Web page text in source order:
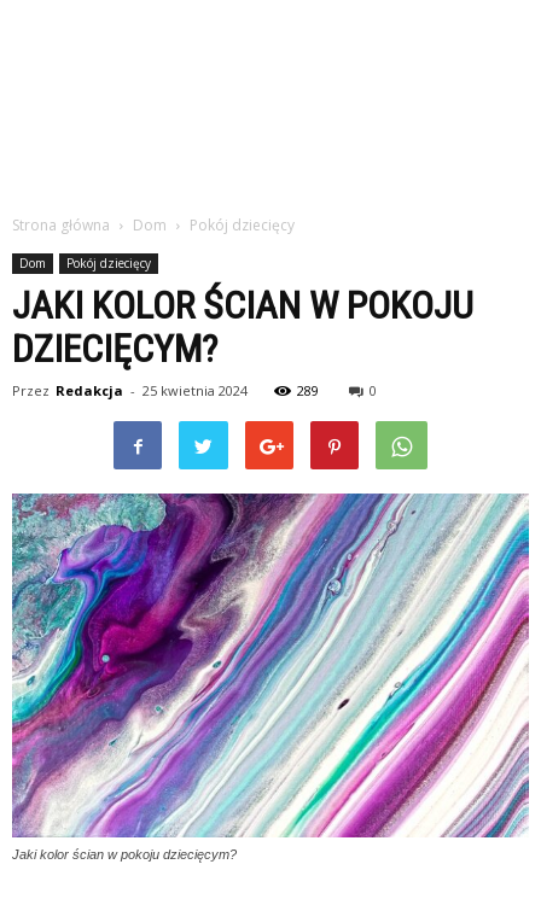
Strona główna Dom Pokój dziecięcy
Dom Pokój dziecięcy
JAKI KOLOR ŚCIAN W POKOJU
DZIECIĘCYM?
Przez Redakcja - 25 kwietnia 2024 289 0
Jaki kolor ścian w pokoju dziecięcym?